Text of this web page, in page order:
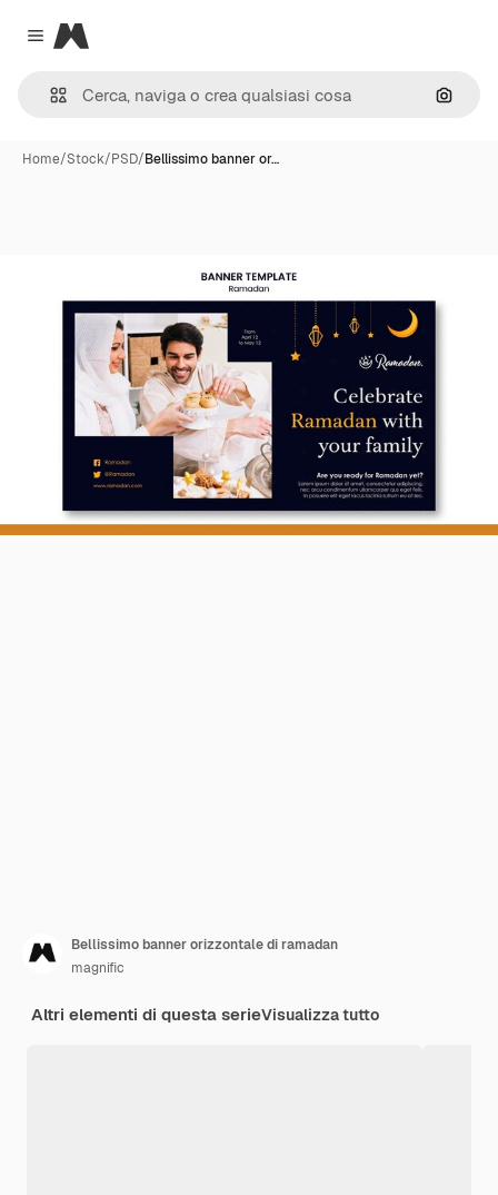
Close menu
Magnific
Cerca
Home/Stock/PSD/Bellissimo banner or…
Bellissimo banner orizzontale di ramadan
magnific
Altri elementi di questa serieVisualizza tutto